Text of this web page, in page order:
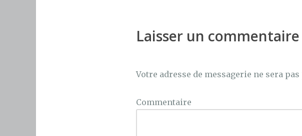
Laisser un commentaire
Votre adresse de messagerie ne sera
Commentaire